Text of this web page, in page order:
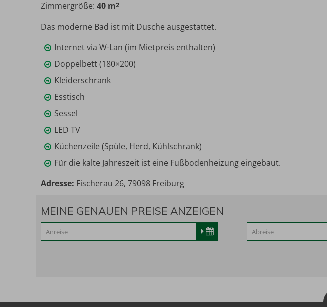
Maximalbelegung:
Zimmergröße: 40 m2
Das moderne Bad ist mit Dusche ausgestattet.
Internet via W-Lan (im Mietpreis enthalten)
Doppelbett (180×200)
Kleiderschrank
Esstisch
Sessel
LED TV
Küchenzeile (Spüle, Herd, Kühlschrank)
Für die kalte Jahreszeit ist eine Fußbodenheizung eingebaut.
Adresse: Fischerau 26, 79098 Freiburg
MEINE GENAUEN PREISE ANZEIGEN